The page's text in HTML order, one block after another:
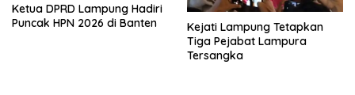
Ketua DPRD Lampung Hadiri
Puncak HPN 2026 di Banten
Kejati Lampung Tetapkan
Tiga Pejabat Lampura
Tersangka